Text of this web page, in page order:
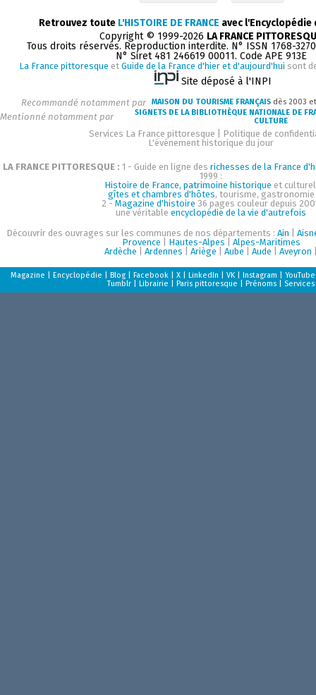
Retrouvez toute L'HISTOIRE DE FRANCE avec
Copyright © 1999-2026 LA FRANCE
Tous droits réservés. Reproduction interdite. N° ISSN 1768-
N° Siret 481 246619 00011. Code APE 913E
La France pittoresque et Guide de la France d'hier et d'aujourd'hui sont
Site déposé à l'INPI
Recommandé notamment par MAISON DU TOURISME FRANÇAIS dès 2003
Mentionné notamment par
SIGNETS DE LA BIBLIOTHÈQUE NATIONALE DE
CULTURE
Services La France pittoresque
Politique de
L'événement historique du jour
LA FRANCE PITTORESQUE : 1 - Guide en ligne des richesses de la France
1999 :
Histoire de France, patrimoine historique et
gîtes et chambres d'hôtes, tourisme, gastronomie
2 - Magazine d'histoire 36 pages couleur depuis
une véritableencyclopédie de la vie d'autrefois
Découvrir des ouvrages sur les communes de nos départements :Ain |
Provence
Hautes-Alpes
Alpes-Maritimes
Ardèche |Ardennes |Ariège |Aube |Aude |Aveyron
Magazine |Encyclopédie |Blog |Facebook |X |LinkedIn |VK |Instagram |YouTube
Tumblr |Librairie |Paris pittoresque |Prénoms Services